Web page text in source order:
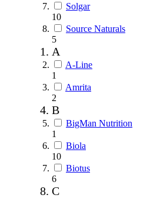
Solgar
10
Source Naturals
5
A
A-Line
1
Amrita
2
B
BigMan Nutrition
1
Biola
10
Biotus
6
C